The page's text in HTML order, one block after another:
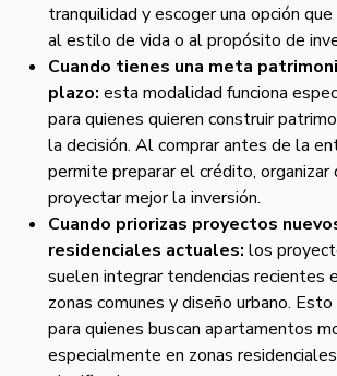
tranquilidad y escoger una opción
al estilo de vida o al propósito de
Cuando tienes una meta
plazo: esta modalidad funciona
para quienes quieren construir
la decisión. Al comprar antes de la
permite preparar el crédito, organizar
proyectar mejor la inversión.
Cuando priorizas proyectos
residenciales actuales: los
suelen integrar tendencias recientes
zonas comunes y diseño urbano.
para quienes buscan apartamentos
especialmente en zonas